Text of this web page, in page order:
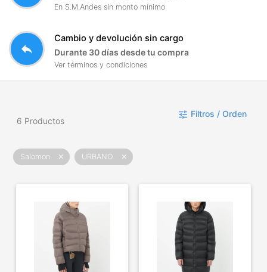
En S.M.Andes sin monto mínimo
reply
Cambio y devolución sin cargo
Durante 30 días desde tu compra
Ver términos y condiciones
6 Productos
tune Filtros / Orden
Salomon close URBANO close